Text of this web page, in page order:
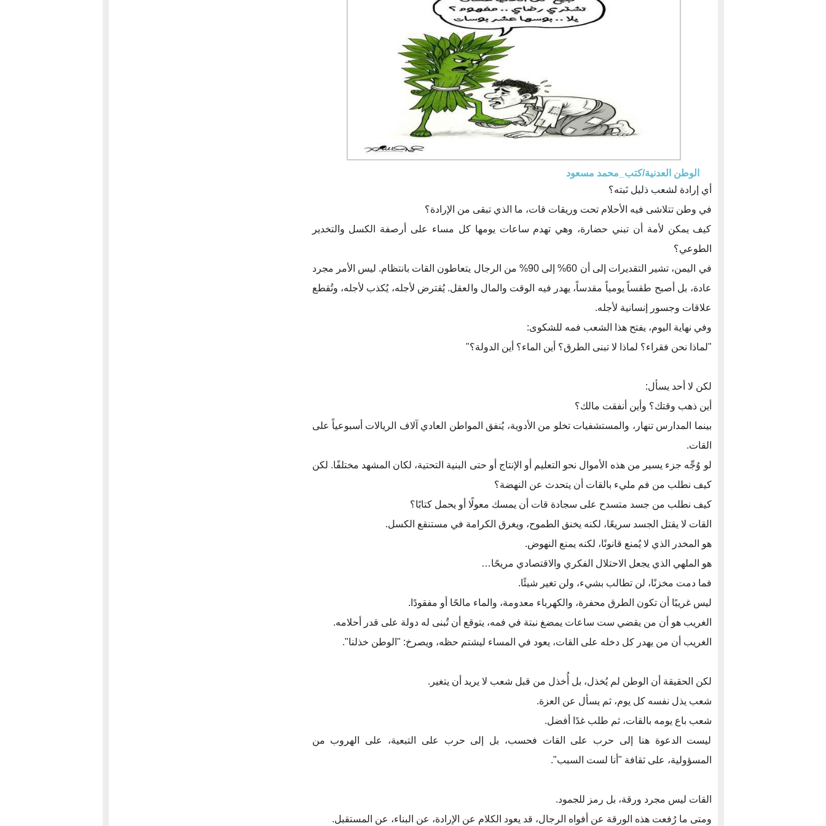
الوطن العدنية/كتب_محمد مسعود
أي إرادة لشعب ذليل نَبته؟
في وطن تتلاشى فيه الأحلام تحت وريقات قات، ما الذي تبقى من الإرادة؟
كيف يمكن لأمة أن تبني حضارة، وهي تهدم ساعات يومها كل مساء على أرصفة الكسل والتخدير
الطوعي؟
في اليمن، تشير التقديرات إلى أن 60% إلى 90% من الرجال يتعاطون القات بانتظام. ليس الأمر مجرد
عادة، بل أصبح طقساً يومياً مقدساً، يهدر فيه الوقت والمال والعقل. يُقترض لأجله، يُكذب لأجله، وتُقطع
علاقات وجسور إنسانية لأجله.
وفي نهاية اليوم، يفتح هذا الشعب فمه للشكوى:
"لماذا نحن فقراء؟ لماذا لا تبنى الطرق؟ أين الماء؟ أين الدولة؟"
لكن لا أحد يسأل:
أين ذهب وقتك؟ وأين أنفقت مالك؟
بينما المدارس تنهار، والمستشفيات تخلو من الأدوية، يُنفق المواطن العادي آلاف الريالات أسبوعياً على
القات.
لو وُجِّه جزء يسير من هذه الأموال نحو التعليم أو الإنتاج أو حتى البنية التحتية، لكان المشهد مختلفًا. لكن
كيف نطلب من فم مليء بالقات أن يتحدث عن النهضة؟
كيف نطلب من جسد متسدح على سجادة قات أن يمسك معولًا أو يحمل كتابًا؟
القات لا يقتل الجسد سريعًا، لكنه يخنق الطموح، ويغرق الكرامة في مستنقع الكسل.
هو المخدر الذي لا يُمنع قانونًا، لكنه يمنع النهوض.
هو الملهي الذي يجعل الاحتلال الفكري والاقتصادي مريحًا…
فما دمت مخزنًا، لن تطالب بشيء، ولن تغير شيئًا.
ليس غريبًا أن تكون الطرق محفرة، والكهرباء معدومة، والماء مالحًا أو مفقودًا.
الغريب هو أن من يقضي ست ساعات يمضغ نبتة في فمه، يتوقع أن تُبنى له دولة على قدر أحلامه.
الغريب أن من يهدر كل دخله على القات، يعود في المساء ليشتم حظه، ويصرخ: "الوطن خذلنا".
لكن الحقيقة أن الوطن لم يُخذل، بل أُخذل من قبل شعب لا يريد أن يتغير.
شعب يذل نفسه كل يوم، ثم يسأل عن العزة.
شعب باع يومه بالقات، ثم طلب غدًا أفضل.
ليست الدعوة هنا إلى حرب على القات فحسب، بل إلى حرب على التبعية، على الهروب من
المسؤولية، على ثقافة "أنا لست السبب".
القات ليس مجرد ورقة، بل رمز للجمود.
ومتى ما رُفعت هذه الورقة عن أفواه الرجال، قد يعود الكلام عن الإرادة، عن البناء، عن المستقبل.